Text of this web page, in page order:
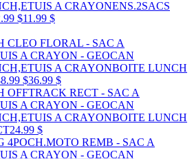
A CRAYONENS.2SACS
$11.99 $
A CRAYONBOITE LUNCH
$36.99 $
A CRAYONBOITE LUNCH
24.99 $